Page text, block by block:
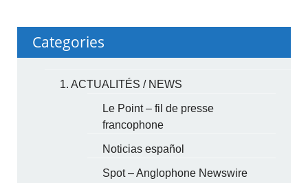
Categories
1. ACTUALITÉS / NEWS
Le Point – fil de presse
francophone
Noticias español
Spot – Anglophone Newswire